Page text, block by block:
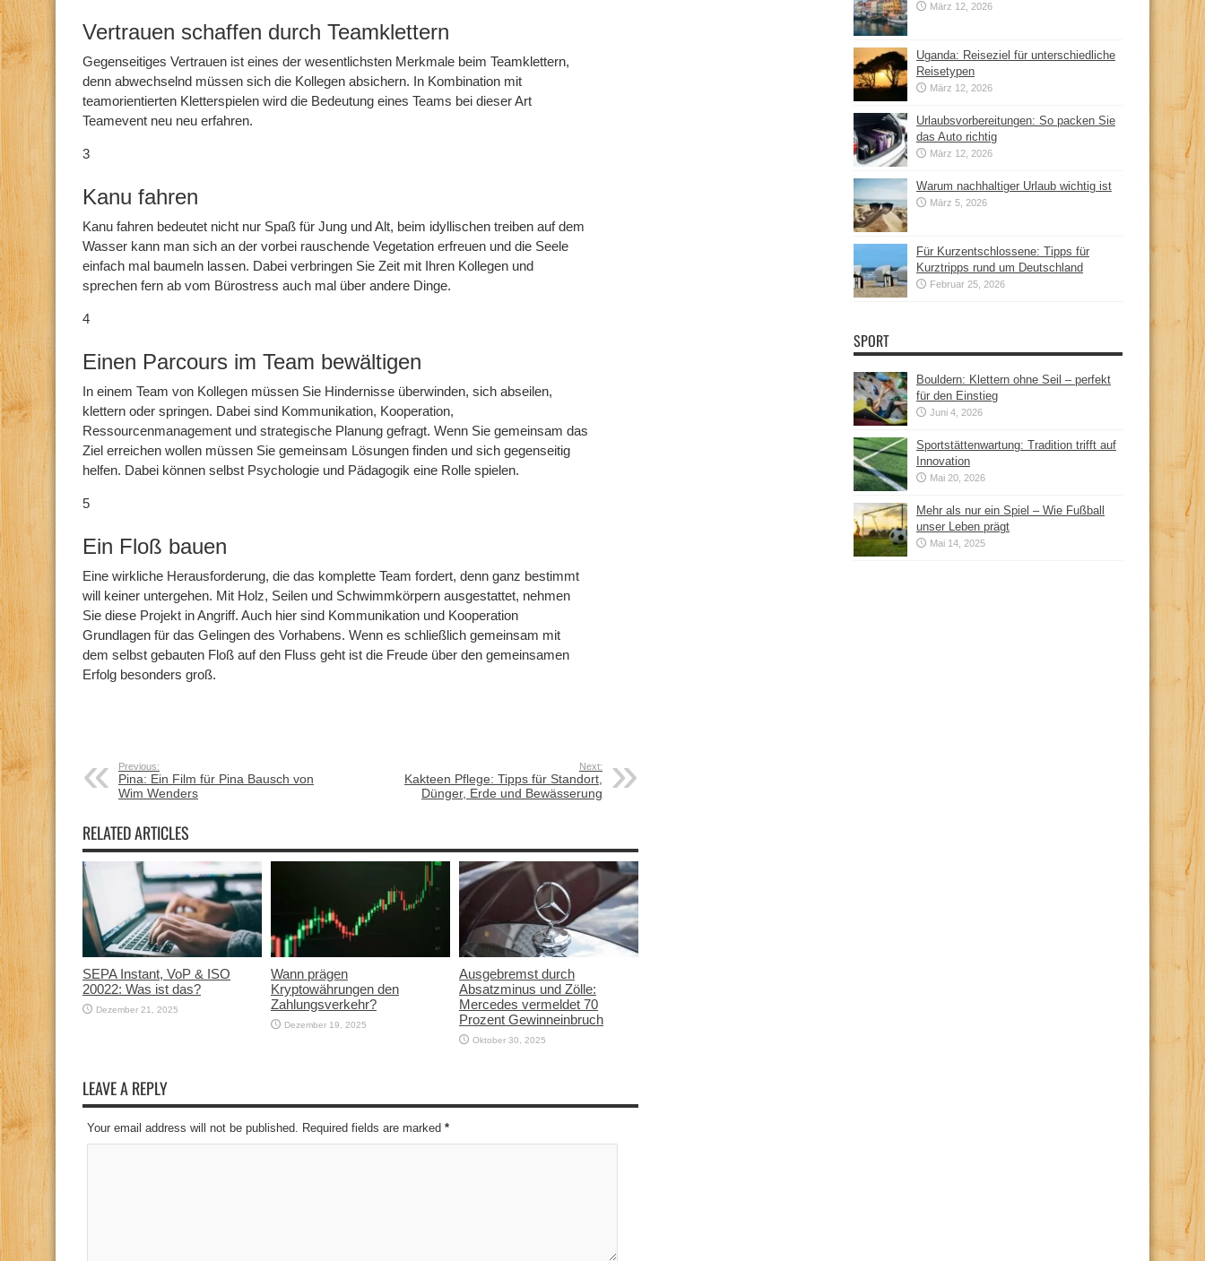
Vertrauen schaffen durch Teamklettern
Gegenseitiges Vertrauen ist eines der wesentlichsten Merkmale beim Teamklettern,
denn abwechselnd müssen sich die Kollegen absichern. In Kombination mit
teamorientierten Kletterspielen wird die Bedeutung eines Teams bei dieser Art
Teamevent neu neu erfahren.
3
Kanu fahren
Kanu fahren bedeutet nicht nur Spaß für Jung und Alt, beim idyllischen treiben auf dem
Wasser kann man sich an der vorbei rauschende Vegetation erfreuen und die Seele
einfach mal baumeln lassen. Dabei verbringen Sie Zeit mit Ihren Kollegen und
sprechen fern ab vom Bürostress auch mal über andere Dinge.
4
Einen Parcours im Team bewältigen
In einem Team von Kollegen müssen Sie Hindernisse überwinden, sich abseilen,
klettern oder springen. Dabei sind Kommunikation, Kooperation,
Ressourcenmanagement und strategische Planung gefragt. Wenn Sie gemeinsam das
Ziel erreichen wollen müssen Sie gemeinsam Lösungen finden und sich gegenseitig
helfen. Dabei können selbst Psychologie und Pädagogik eine Rolle spielen.
5
Ein Floß bauen
Eine wirkliche Herausforderung, die das komplette Team fordert, denn ganz bestimmt
will keiner untergehen. Mit Holz, Seilen und Schwimmkörpern ausgestattet, nehmen
Sie diese Projekt in Angriff. Auch hier sind Kommunikation und Kooperation
Grundlagen für das Gelingen des Vorhabens. Wenn es schließlich gemeinsam mit
dem selbst gebauten Floß auf den Fluss geht ist die Freude über den gemeinsamen
Erfolg besonders groß.
Previous:
Pina: Ein Film für Pina Bausch von
Wim Wenders
Next:
Kakteen Pflege: Tipps für Standort,
Dünger, Erde und Bewässerung
RELATED ARTICLES
SEPA Instant, VoP & ISO
20022: Was ist das?
Dezember 21, 2025
Wann prägen
Kryptowährungen den
Zahlungsverkehr?
Dezember 19, 2025
Ausgebremst durch
Absatzminus und Zölle:
Mercedes vermeldet 70
Prozent Gewinneinbruch
Oktober 30, 2025
LEAVE A REPLY
Your email address will not be published. Required fields are marked *
März 12, 2026
Uganda: Reiseziel für unterschiedliche
Reisetypen
März 12, 2026
Urlaubsvorbereitungen: So packen Sie
das Auto richtig
März 12, 2026
Warum nachhaltiger Urlaub wichtig ist
März 5, 2026
Für Kurzentschlossene: Tipps für
Kurztripps rund um Deutschland
Februar 25, 2026
SPORT
Bouldern: Klettern ohne Seil – perfekt
für den Einstieg
Juni 4, 2026
Sportstättenwartung: Tradition trifft auf
Innovation
Mai 20, 2026
Mehr als nur ein Spiel – Wie Fußball
unser Leben prägt
Mai 14, 2025